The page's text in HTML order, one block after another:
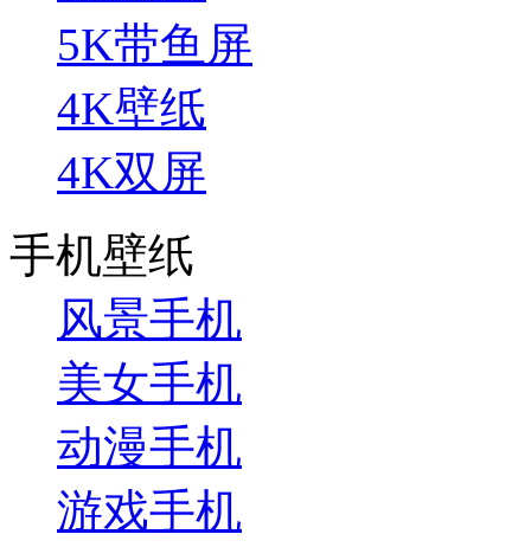
5K带鱼屏
4K壁纸
4K双屏
手机壁纸
风景手机
美女手机
动漫手机
游戏手机